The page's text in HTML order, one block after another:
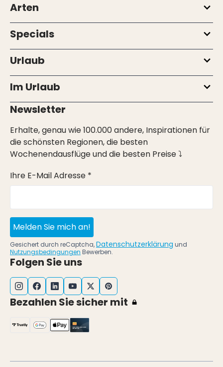
Arten
Specials
Urlaub
Im Urlaub
Newsletter
Erhalte, genau wie 100.000 andere, Inspirationen für
die schönsten Regionen, die besten
Wochenendausflüge und die besten Preise ⤵
Ihre E-Mail Adresse *
Melden Sie mich an!
Gesichert durch reCaptcha,Datenschutzerklärung und
Nutzungsbedingungen Bewerben.
Folgen Sie uns
Bezahlen Sie sicher mit